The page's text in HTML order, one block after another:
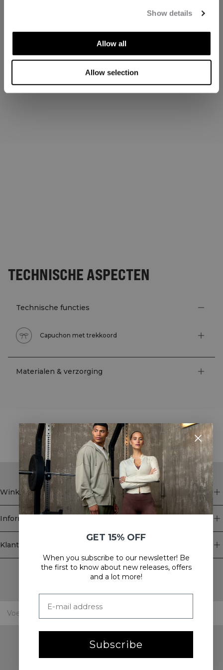
Show details
Allow all
Allow selection
TECHNISCHE ASPECTEN
Technische functies
Capuchon met trekkoord
Materialen & verzorging
STYLE WITH
Winkel
Informatie
Klantenservice
Newsletter
Schrijf je voor onze nieuwsbrief! Ontvang exclusieve
GET 15% OFF
When you subscribe to our newsletter! Be
the first to know about new releases, offers
and a lot more!
Subscribe